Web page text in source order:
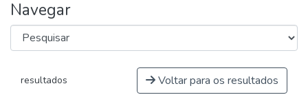
Ajuda
Navegar
resultados Voltar para os resultados